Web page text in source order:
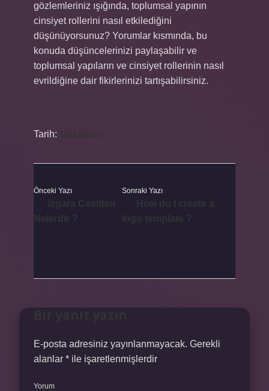
gözlemleriniz ışığında, toplumsal yapının
cinsiyet rollerini nasıl etkilediğini
düşünüyorsunuz? Yorumlar kısmında, bu
konuda düşüncelerinizi paylaşabilir ve
toplumsal yapıların ve cinsiyet rollerinin nasıl
evrildiğine dair fikirlerinizi tartışabilirsiniz.
Tarih:
Önceki Yazı Sonraki Yazı
E-posta adresiniz yayınlanmayacak. Gerekli
alanlar * ile işaretlenmişlerdir
Yorum